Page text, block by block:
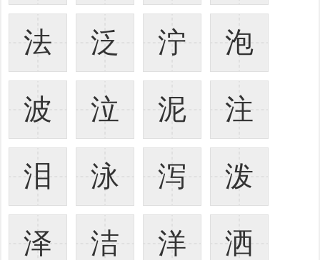
法 泛 泞 泡
波 泣 泥 注
泪 泳 泻 泼
泽 洁 洋 洒